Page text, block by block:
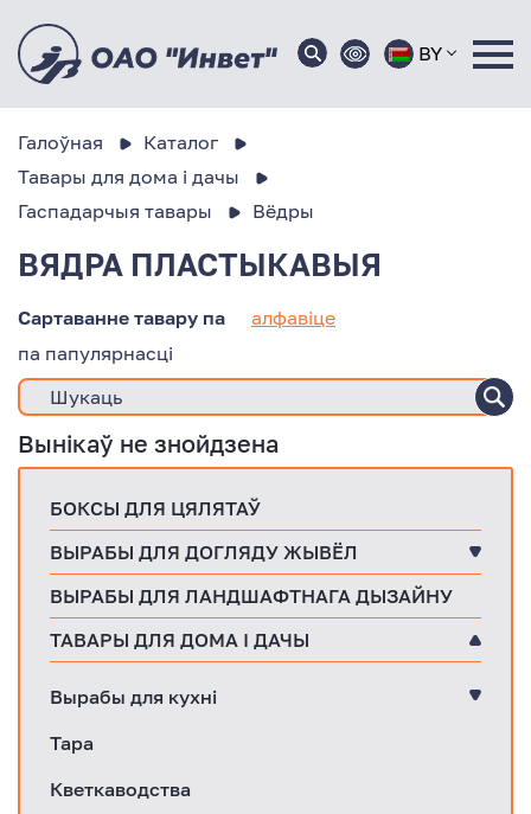
BY
Галоўная
Каталог
Тавары для дома і дачы
Гаспадарчыя тавары
Вёдры
ВЯДРА ПЛАСТЫКАВЫЯ
Сартаванне тавару па
алфавіце
па папулярнасці
Вынікаў не знойдзена
БОКСЫ ДЛЯ ЦЯЛЯТАЎ
ВЫРАБЫ ДЛЯ ДОГЛЯДУ ЖЫВЁЛ
ВЫРАБЫ ДЛЯ ЛАНДШАФТНАГА ДЫЗАЙНУ
ТАВАРЫ ДЛЯ ДОМА І ДАЧЫ
Вырабы для кухні
Тара
Кветкаводства